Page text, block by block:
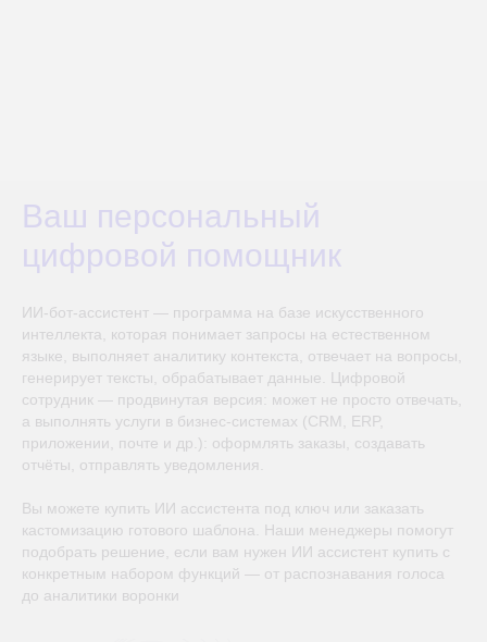
Ваш персональный
цифровой помощник
ИИ‑бот-ассистент — программа на базе искусственного
интеллекта, которая понимает запросы на естественном
языке, выполняет аналитику контекста, отвечает на вопросы,
генерирует тексты, обрабатывает данные. Цифровой
сотрудник — продвинутая версия: может не просто отвечать,
а выполнять услуги в бизнес‑системах (CRM, ERP,
приложении, почте и др.): оформлять заказы, создавать
отчёты, отправлять уведомления.
Вы можете купить ИИ ассистента под ключ или заказать
кастомизацию готового шаблона. Наши менеджеры помогут
подобрать решение, если вам нужен ИИ ассистент купить с
конкретным набором функций — от распознавания голоса
до аналитики воронки